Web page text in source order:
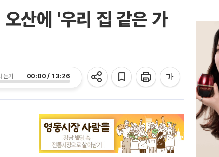
산에 '우리 집 같은 가
듣기 00:00 / 13:26